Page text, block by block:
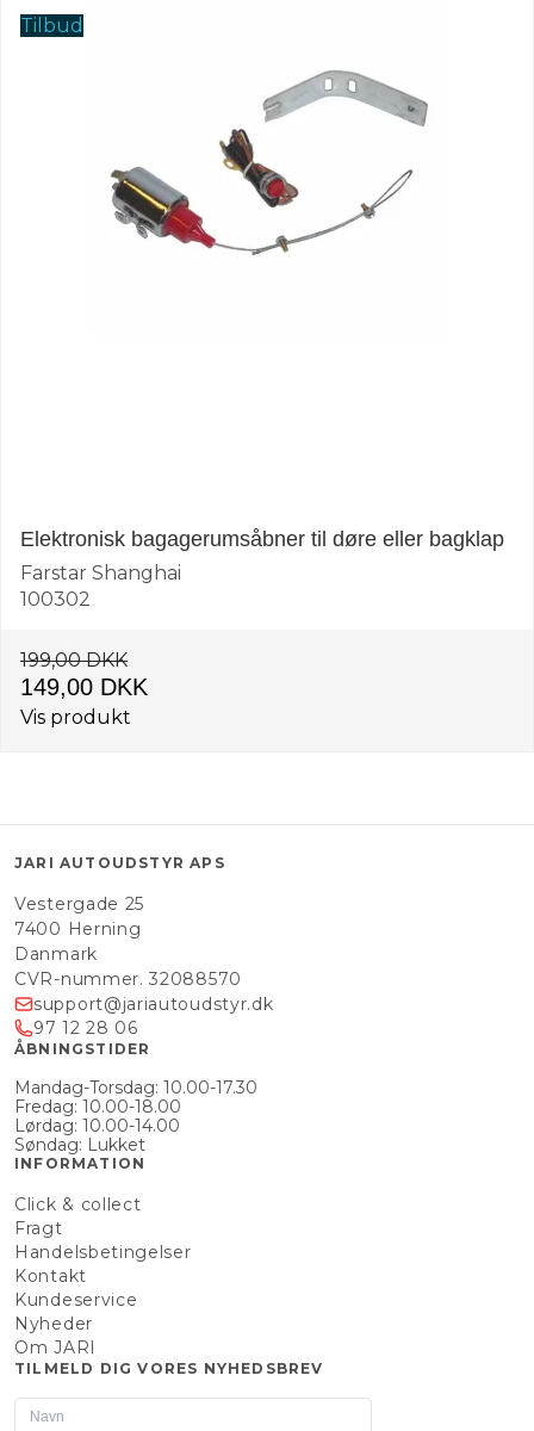
Tilbud
Elektronisk bagagerumsåbner til døre eller bagklap
Farstar Shanghai
100302
199,00 DKK
149,00 DKK
Vis produkt
JARI AUTOUDSTYR APS
Vestergade 25
7400 Herning
Danmark
CVR-nummer. 32088570
support@jariautoudstyr.dk
97 12 28 06
ÅBNINGSTIDER
Mandag-Torsdag: 10.00-17.30
Fredag: 10.00-18.00
Lørdag: 10.00-14.00
Søndag: Lukket
INFORMATION
Click & collect
Fragt
Handelsbetingelser
Kontakt
Kundeservice
Nyheder
Om JARI
TILMELD DIG VORES NYHEDSBREV